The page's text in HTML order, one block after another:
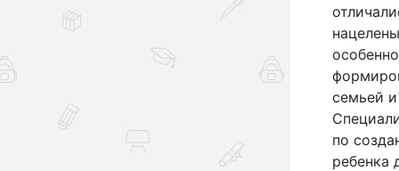
семьей
по
ребенка